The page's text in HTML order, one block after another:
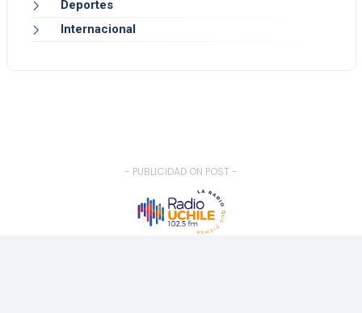
Deportes
Internacional
- PUBLICIDAD ON POST -